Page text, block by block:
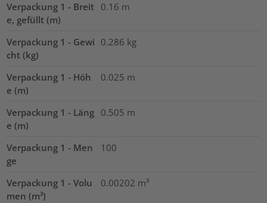
Verpackung 1 - Breit
e, gefüllt (m)
0.16 m
Verpackung 1 - Gewi
cht (kg)
0.286 kg
Verpackung 1 - Höh
e (m)
0.025 m
Verpackung 1 - Läng
e (m)
0.505 m
Verpackung 1 - Men
ge
100
Verpackung 1 - Volu
men (m³)
0.00202 m³